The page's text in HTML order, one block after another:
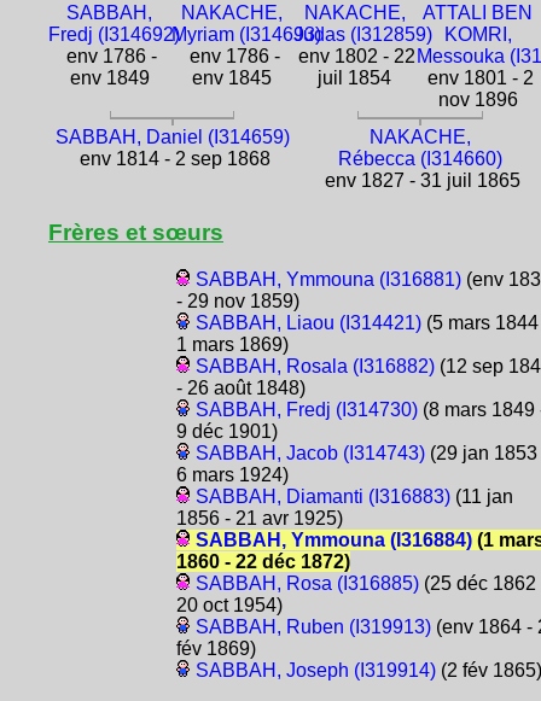
SABBAH,
Fredj (I314692)
env 1786 -
env 1849
NAKACHE,
Myriam (I314693)
env 1786 -
env 1845
NAKACHE,
Judas (I312859)
env 1802 - 22
juil 1854
ATTALI BEN
KOMRI,
Messouka
env 1801 - 2
nov 1896
SABBAH, Daniel (I314659)
env 1814 - 2 sep 1868
NAKACHE,
Rébecca (I314660)
env 1827 - 31 juil 1865
Frères et sœurs
SABBAH, Ymmouna (I316881)(env
- 29 nov 1859)
SABBAH, Liaou (I314421)(5 mars 1844
1 mars 1869)
SABBAH, Rosala (I316882)(12 sep
- 26 août 1848)
SABBAH, Fredj (I314730)(8 mars 1849
9 déc 1901)
SABBAH, Jacob (I314743)(29 jan 1853
6 mars 1924)
SABBAH, Diamanti (I316883)(11 jan
1856 - 21 avr 1925)
SABBAH, Ymmouna (I316884)(1
1860 - 22 déc 1872)
SABBAH, Rosa (I316885)(25 déc 1862
20 oct 1954)
SABBAH, Ruben (I319913)(env 1864 -
fév 1869)
SABBAH, Joseph (I319914)(2 fév 1865)